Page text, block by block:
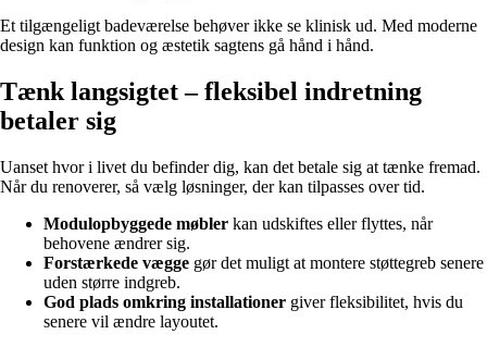
Et tilgængeligt badeværelse behøver ikke se klinisk ud. Med moderne
design kan funktion og æstetik sagtens gå hånd i hånd.
Tænk langsigtet – fleksibel indretning
betaler sig
Uanset hvor i livet du befinder dig, kan det betale sig at tænke fremad.
Når du renoverer, så vælg løsninger, der kan tilpasses over tid.
Modulopbyggede møbler kan udskiftes eller flyttes, når
behovene ændrer sig.
Forstærkede vægge gør det muligt at montere støttegreb senere
uden større indgreb.
God plads omkring installationer giver fleksibilitet, hvis du
senere vil ændre layoutet.